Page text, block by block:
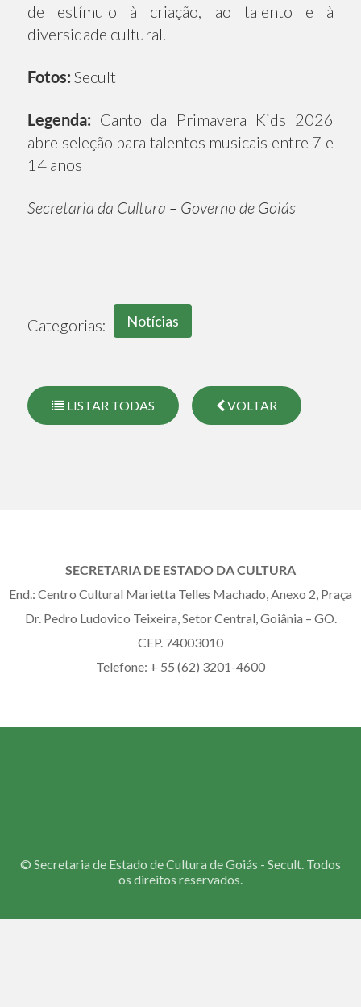
de estímulo à criação, ao talento e à
diversidade cultural.
Fotos: Secult
Legenda: Canto da Primavera Kids 2026
abre seleção para talentos musicais entre 7 e
14 anos
Secretaria da Cultura – Governo de Goiás
Categorias: Notícias
LISTAR TODAS VOLTAR
SECRETARIA DE ESTADO DA CULTURA
End.: Centro Cultural Marietta Telles Machado, Anexo 2, Praça
Dr. Pedro Ludovico Teixeira, Setor Central, Goiânia – GO.
CEP. 74003010
Telefone: + 55 (62) 3201-4600
© Secretaria de Estado de Cultura de Goiás - Secult. Todos
os direitos reservados.